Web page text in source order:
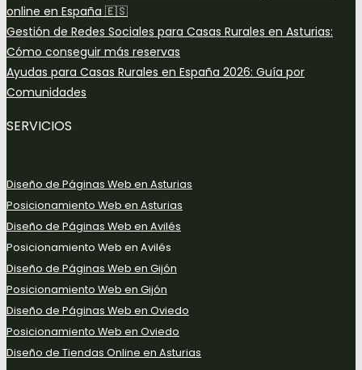
online en España 🇪🇸
Gestión de Redes Sociales para Casas Rurales en Asturias:
Cómo conseguir más reservas
Ayudas para Casas Rurales en España 2026: Guía por
Comunidades
SERVICIOS
Diseño de Páginas Web en Asturias
Posicionamiento Web en Asturias
Diseño de Páginas Web en Avilés
Posicionamiento Web en Avilés
Diseño de Páginas Web en Gijón
Posicionamiento Web en Gijón
Diseño de Páginas Web en Oviedo
Posicionamiento Web en Oviedo
Diseño de Tiendas Online en Asturias